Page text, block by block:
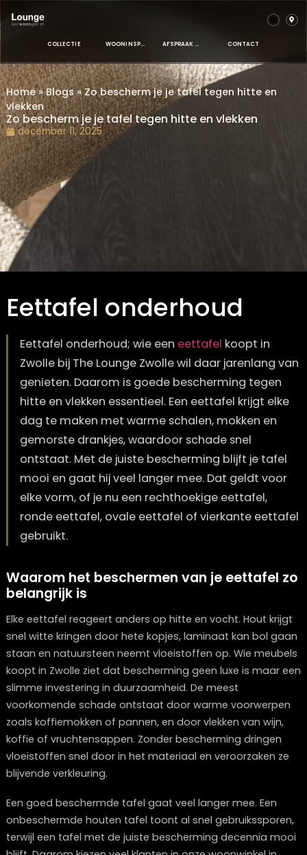
Home»Blogs»Zo bescherm je je tafel tegen hitte en
vlekken
Zo bescherm je je tafel tegen hitte en vlekken
december 11, 2025
Eettafel onderhoud
Eettafel onderhoud; wie eeneettafel koopt in
Zwolle bij The Lounge Zwolle wil daar
genieten. Daarom is goede bescherming
hitte en vlekken essentieel. Een eettafel krijgt
dag te maken met warme schalen, mokken en
gemorste drankjes, waardoor schade snel
ontstaat. Met de juiste bescherming blijft je
mooi en gaat hij veel langer mee. Dat geldt
ronde eettafel, ovale eettafel of vierkante
gebruikt.
Waarom het beschermen van je
belangrijk is
Elke eettafel reageert anders op hitte en vocht. Hout
snel witte kringen door hete kopjes, laminaat kan bol
staan en natuursteen neemt vloeistoffen op. Wie
koopt in Zwolle ziet dat bescherming geen luxe is
slimme investering in duurzaamheid. De meest
voorkomende schade ontstaat door warme
zoals koffiemokken of pannen, en door vlekken van
koffie of vruchtensappen. Zonder bescherming
vloeistoffen snel door in het materiaal en